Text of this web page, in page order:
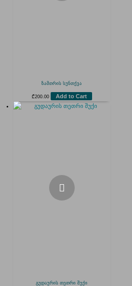
ზამთრის სუნთქვა
₾200.00 Add to Cart
გუდაურის თეთრი შუქი